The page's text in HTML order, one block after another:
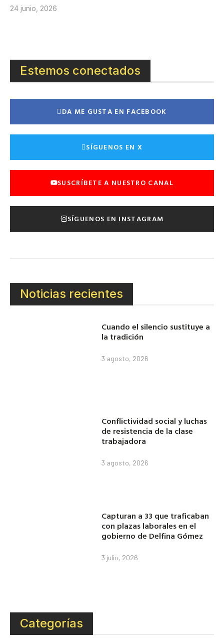
24 junio, 2026
Estemos conectados
DA ME GUSTA EN FACEBOOK
SÍGUENOS EN X
SUSCRÍBETE A NUESTRO CANAL
SÍGUENOS EN INSTAGRAM
Noticias recientes
Cuando el silencio sustituye a
la tradición
3 agosto, 2026
Conflictividad social y luchas
de resistencia de la clase
trabajadora
3 agosto, 2026
Capturan a 33 que traficaban
con plazas laborales en el
gobierno de Delfina Gómez
3 julio, 2026
Categorías